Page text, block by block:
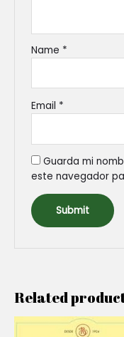
Name *
Email *
Guarda mi
este navegador
Related